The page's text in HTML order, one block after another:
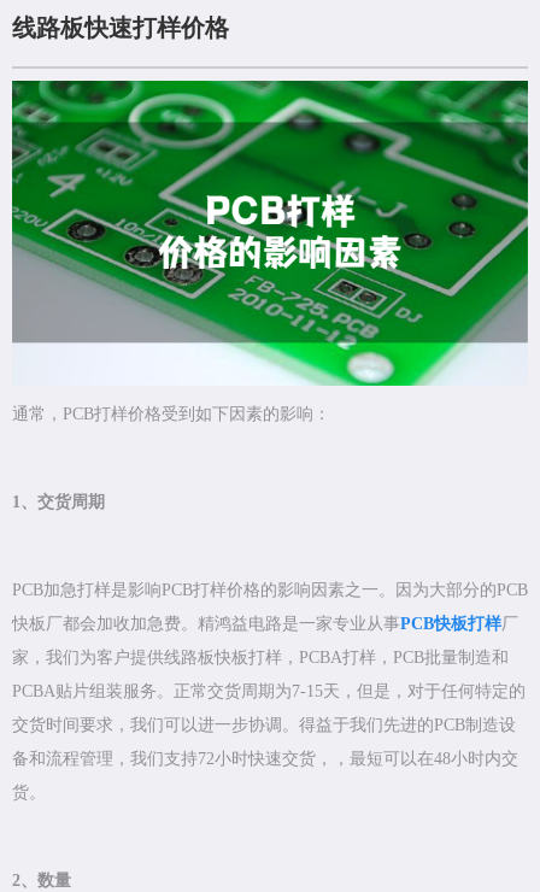
线路板快速打样价格
通常，PCB打样价格受到如下因素的影响：
1、交货周期
PCB加急打样是影响PCB打样价格的影响因素之一。因为大部分的PCB
快板厂都会加收加急费。精鸿益电路是一家专业从事PCB快板打样厂
家，我们为客户提供线路板快板打样，PCBA打样，PCB批量制造和
PCBA贴片组装服务。正常交货周期为7-15天，但是，对于任何特定的
交货时间要求，我们可以进一步协调。得益于我们先进的PCB制造设
备和流程管理，我们支持72小时快速交货，，最短可以在48小时内交
货。
2、数量